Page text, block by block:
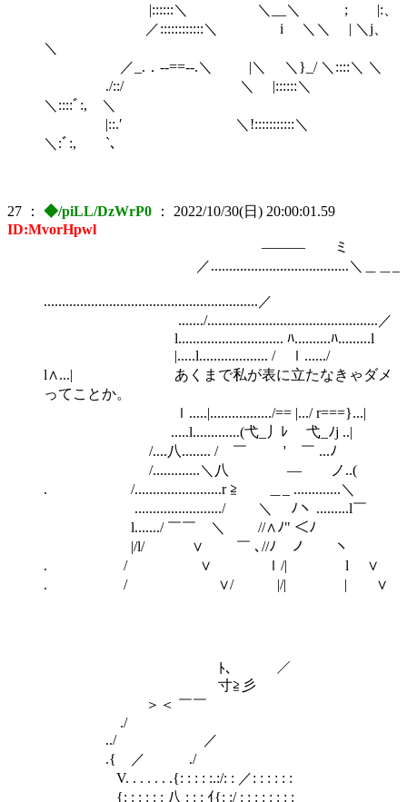
|::::::＼ ＼__＼ ; |:、
／::::::::::::＼ i ＼＼ | ＼j、
＼
／_.．-‐==‐-.＼ |＼ ＼}_/ ＼::::＼ ＼
./::/ ＼ |::::::＼
＼::::ﾞ:, ＼
|::.′ ＼!:::::::::::＼
＼:ﾞ:, `､
27 ： ◆/piLL/DzWrP0 ： 2022/10/30(日) 20:00:01.59
ID:MvorHpwl
――― ミ
／......................................＼＿＿_
...........................................................／
......./...............................................／
l............................. ﾊ..........ﾊ.........l
|.....l................... / ｌ....../
l∧...| あくまで私が表に立たなきゃダメ
ってことか。
ｌ.....|................./== |.../ r===}...|
.....l.............(弋_丿ﾚ 弋_ﾉj ..|
/....八........ / ￣ ' ￣ ...ﾉ
/.............＼八 ― ノ..(
. /........................r ≧ ＿_ .............＼
......................../ ＼ ﾉヽ .........l￣
l......./ ￣￣ ＼ //∧ﾉ" ＜ﾉ
|/l/ ∨ ￣ ､//ﾉ ノ ヽ
. / ∨ ｌ/| l ∨
. / ∨/ |/| | ∨
ﾄ､ ／
寸≧彡
＞＜ ￣￣
./
../ ／
.{ ／ ./
V. . . . . . .{: : : : :.:/: : ／: : : : : :
{: : : : : : 八 : : : ｲ{: :/ : : : : : : : :